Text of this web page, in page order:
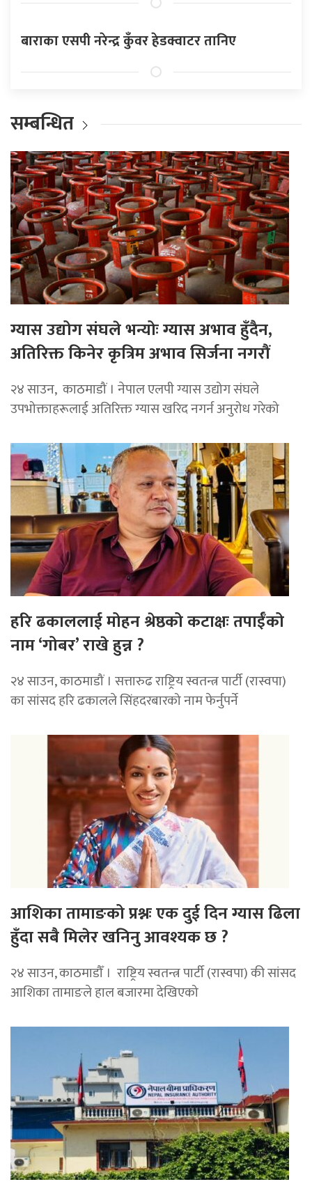
बाराका एसपी नरेन्द्र कुँवर हेडक्वाटर तानिए
सम्बन्धित
ग्यास उद्योग संघले भन्योः ग्यास अभाव हुँदैन,
अतिरिक्त किनेर कृत्रिम अभाव सिर्जना नगरौं
२४ साउन, काठमाडौं । नेपाल एलपी ग्यास उद्योग संघले
उपभोक्ताहरूलाई अतिरिक्त ग्यास खरिद नगर्न अनुरोध गरेको
हरि ढकाललाई मोहन श्रेष्ठको कटाक्षः तपाईँको
नाम ‘गोबर’ राखे हुन्न ?
२४ साउन, काठमाडौं । सत्तारुढ राष्ट्रिय स्वतन्त्र पार्टी (रास्वपा)
का सांसद हरि ढकालले सिंहदरबारको नाम फेर्नुपर्ने
आशिका तामाङको प्रश्नः एक दुई दिन ग्यास ढिला
हुँदा सबै मिलेर खनिनु आवश्यक छ ?
२४ साउन, काठमाडौँ । राष्ट्रिय स्वतन्त्र पार्टी (रास्वपा) की सांसद
आशिका तामाङले हाल बजारमा देखिएको